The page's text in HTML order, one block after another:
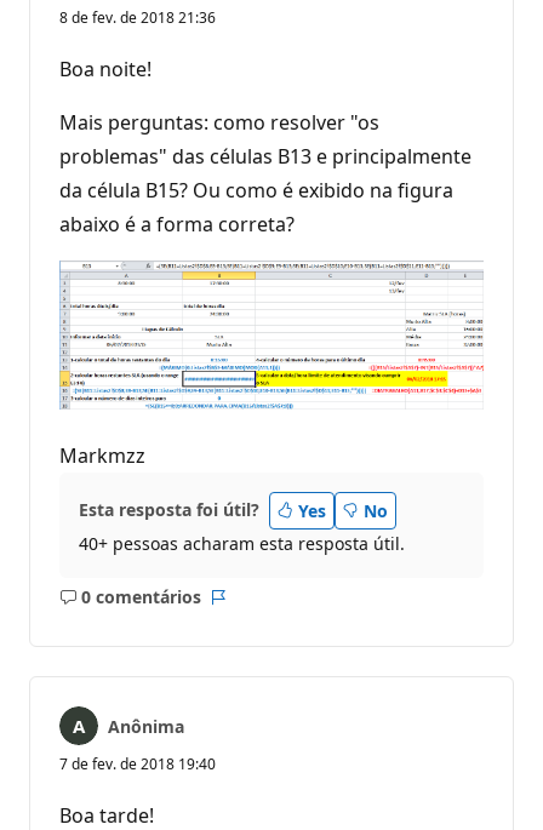
8 de fev. de 2018 21:36
Boa noite!
Mais perguntas: como resolver "os
problemas" das células B13 e principalmente
da célula B15? Ou como é exibido na figura
abaixo é a forma correta?
Markmzz
Esta resposta foi útil? Yes
No
40+ pessoas acharam esta resposta útil.
0 comentários
Sem
Anônima
7 de fev. de 2018 19:40
Boa tarde!